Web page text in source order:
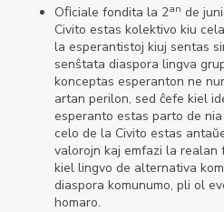
Oﬁciale fondita la 2an de
Civito estas kolektivo kiu
la esperantistoj kiuj sentas
senŝtata diaspora lingva
konceptas esperanton ne
artan perilon, sed ĉefe kiel
esperanto estas parto de
celo de la Civito estas
valorojn kaj emfazi la realan
kiel lingvo de alternativa
diaspora komunumo, pli ol
homaro.